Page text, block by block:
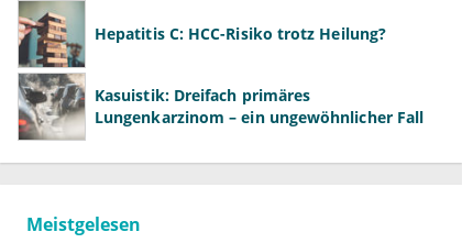
Hepatitis C: HCC-Risiko trotz Heilung?
Kasuistik: Dreifach primäres
Lungenkarzinom – ein ungewöhnlicher Fall
Meistgelesen